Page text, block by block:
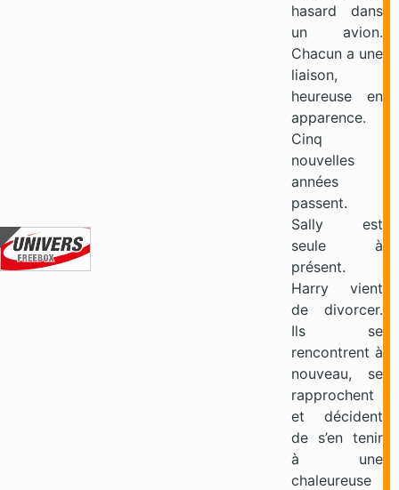
hasard dans
un avion.
Chacun a une
liaison,
heureuse en
apparence.
Cinq
nouvelles
années
passent.
Sally est
seule à
présent.
Harry vient
de divorcer.
Ils se
rencontrent à
nouveau, se
rapprochent
et décident
de s’en tenir
à une
chaleureuse